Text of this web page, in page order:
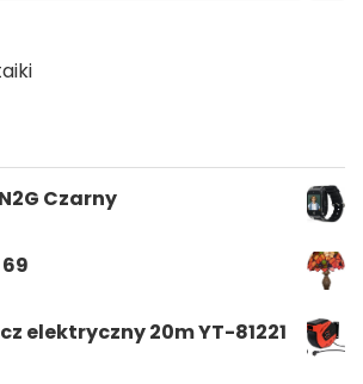
Czarny
elektryczny 20m YT-81221